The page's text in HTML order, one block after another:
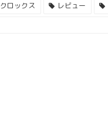
クロックス レビュー